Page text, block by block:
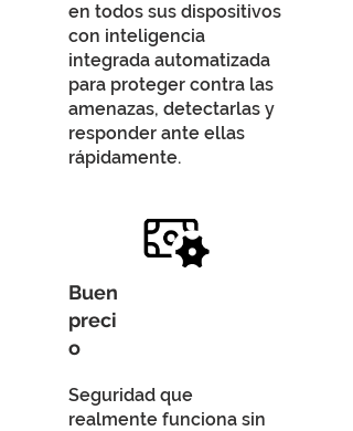
en todos sus dispositivos
con inteligencia
integrada automatizada
para proteger contra las
amenazas, detectarlas y
responder ante ellas
rápidamente.
Buen
preci
o
Seguridad que
realmente funciona sin